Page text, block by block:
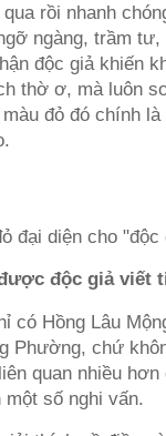
rồi nhanh
ngàng, trầm
độc giả khiến
thờ ơ, mà luôn
đỏ đó chính
đại diện cho "độc
độc giả viết
có Hồng Lâu
Phường, chứ
quan nhiều
số nghi vấn.